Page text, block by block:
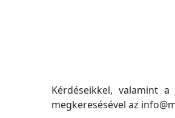
Kérdéseikkel, valamint
megkeresésével az